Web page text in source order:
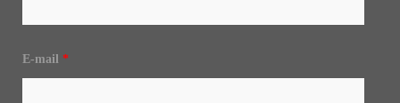
E-mail *